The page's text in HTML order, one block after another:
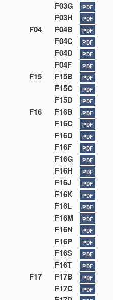
F03G PDF
F03H PDF
F04 F04B PDF
F04C PDF
F04D PDF
F04F PDF
F15 F15B PDF
F15C PDF
F15D PDF
F16 F16B PDF
F16C PDF
F16D PDF
F16F PDF
F16G PDF
F16H PDF
F16J PDF
F16K PDF
F16L PDF
F16M PDF
F16N PDF
F16P PDF
F16S PDF
F16T PDF
F17 F17B PDF
F17C PDF